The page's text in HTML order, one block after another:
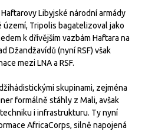
Libyjské národní armády
Tripolis bagatelizoval jako
k dřívějším vazbám Haftara na
Džandžavídů (nyní RSF) však
mezi LNA a RSF.
skupinami, zejména
formálně stáhly z Mali, avšak
i infrastrukturu. Ty nyní
AfricaCorps, silně napojená